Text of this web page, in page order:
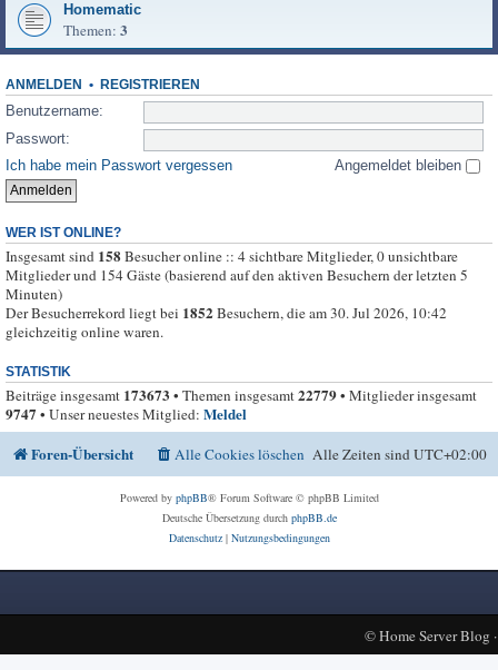
Homematic
Themen: 3
ANMELDEN • REGISTRIEREN
Benutzername:
Passwort:
Ich habe mein Passwort vergessen
Angemeldet bleiben
WER IST ONLINE?
Insgesamt sind 158Besucher online :: 4 sichtbare Mitglieder, 0 unsichtbare
Mitglieder und 154 Gäste (basierend auf den aktiven Besuchern der letzten 5
Minuten)
Der Besucherrekord liegt bei 1852Besuchern, die am 30. Jul 2026, 10:42
gleichzeitig online waren.
STATISTIK
Beiträge insgesamt 173673 • Themen insgesamt22779• Mitglieder insgesamt
9747• Unser neuestes Mitglied: Meldel
Foren-Übersicht
Alle Zeiten sindUTC+02:00
Alle Cookies löschen
Powered by phpBB® Forum Software © phpBB Limited
Deutsche Übersetzung durch phpBB.de
Datenschutz| Nutzungsbedingungen
©Home Server Blog